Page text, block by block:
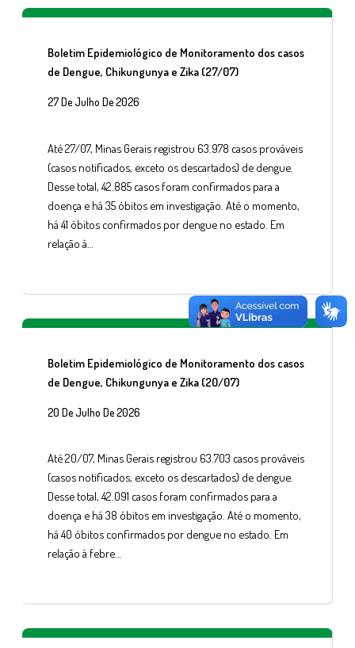
Boletim Epidemiológico de Monitoramento dos casos
de Dengue, Chikungunya e Zika (27/07)
27 De Julho De 2026
Até 27/07, Minas Gerais registrou 63.978 casos prováveis
(casos notificados, exceto os descartados) de dengue.
Desse total, 42.885 casos foram confirmados para a
doença e há 35 óbitos em investigação. Até o momento,
há 41 óbitos confirmados por dengue no estado. Em
relação à…
Boletim Epidemiológico de Monitoramento dos casos
de Dengue, Chikungunya e Zika (20/07)
20 De Julho De 2026
Até 20/07, Minas Gerais registrou 63.703 casos prováveis
(casos notificados, exceto os descartados) de dengue.
Desse total, 42.091 casos foram confirmados para a
doença e há 38 óbitos em investigação. Até o momento,
há 40 óbitos confirmados por dengue no estado. Em
relação à febre…